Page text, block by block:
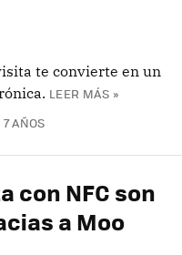
te convierte en un
LEER MÁS »
AÑOS
con NFC son
a Moo